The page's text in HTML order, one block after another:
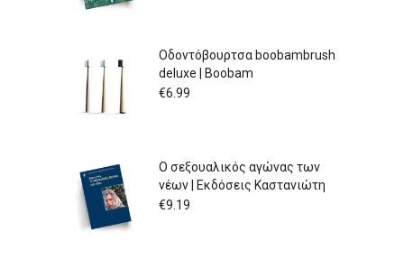
Οδοντόβουρτσα boobambrush
deluxe | Boobam
€6.99
Ο σεξουαλικός αγώνας των
νέων | Εκδόσεις Καστανιώτη
€9.19